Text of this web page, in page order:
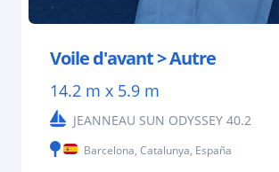
Voile d'avant > Autre
14.2 m x 5.9 m
JEANNEAU SUN ODYSSEY 40.2
Barcelona, Catalunya, España